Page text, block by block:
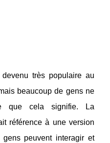
très populaire au
beaucoup de gens ne
que cela signifie. La
référence à une version
peuvent interagir et